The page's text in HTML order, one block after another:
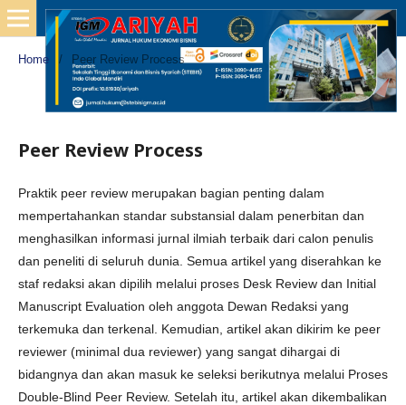
Home / Peer Review Process
Peer Review Process
Praktik peer review merupakan bagian penting dalam
mempertahankan standar substansial dalam penerbitan dan
menghasilkan informasi jurnal ilmiah terbaik dari calon penulis
dan peneliti di seluruh dunia. Semua artikel yang diserahkan ke
staf redaksi akan dipilih melalui proses Desk Review dan Initial
Manuscript Evaluation oleh anggota Dewan Redaksi yang
terkemuka dan terkenal. Kemudian, artikel akan dikirim ke peer
reviewer (minimal dua reviewer) yang sangat dihargai di
bidangnya dan akan masuk ke seleksi berikutnya melalui Proses
Double-Blind Peer Review. Setelah itu, artikel akan dikembalikan